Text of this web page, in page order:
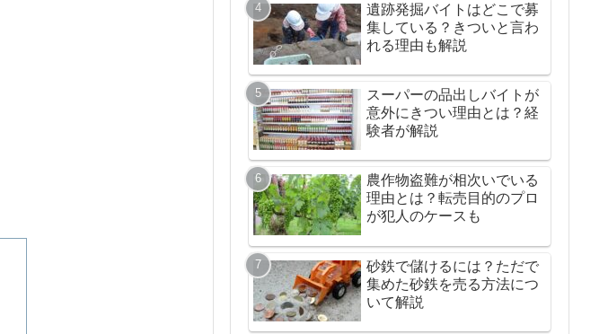
遺跡発掘バイトはどこで募
集している？きついと言わ
れる理由も解説
スーパーの品出しバイトが
意外にきつい理由とは？経
験者が解説
農作物盗難が相次いでいる
理由とは？転売目的のプロ
が犯人のケースも
砂鉄で儲けるには？ただで
集めた砂鉄を売る方法につ
いて解説